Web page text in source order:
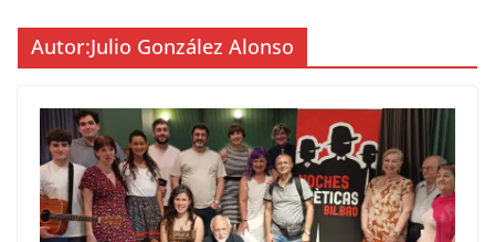
Autor:Julio González Alonso